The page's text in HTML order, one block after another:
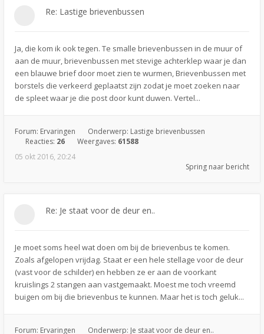
Re: Lastige brievenbussen
Ja, die kom ik ook tegen. Te smalle brievenbussen in de muur of
aan de muur, brievenbussen met stevige achterklep waar je dan
een blauwe brief door moet zien te wurmen, Brievenbussen met
borstels die verkeerd geplaatst zijn zodat je moet zoeken naar
de spleet waar je die post door kunt duwen. Vertel...
Forum: Ervaringen Onderwerp: Lastige brievenbussen
Reacties: 26 Weergaves: 61588
05 okt 2016, 20:24
Spring naar bericht
Re: Je staat voor de deur en..
Je moet soms heel wat doen om bij de brievenbus te komen.
Zoals afgelopen vrijdag. Staat er een hele stellage voor de deur
(vast voor de schilder) en hebben ze er aan de voorkant
kruislings 2 stangen aan vastgemaakt. Moest me toch vreemd
buigen om bij die brievenbus te kunnen. Maar het is toch geluk...
Forum: Ervaringen Onderwerp: Je staat voor de deur en..